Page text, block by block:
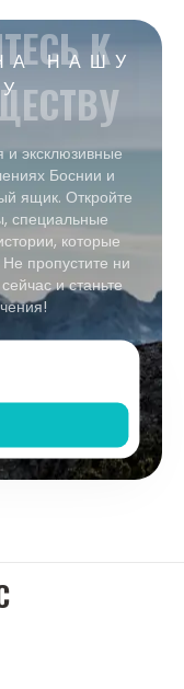
НАШУ
К
и эксклюзивные
Боснии и
ящик. Откройте
специальные
которые
пропустите ни
и станьте